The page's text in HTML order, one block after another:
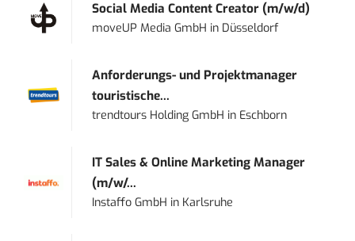
Social Media Content Creator (m/w/d)
moveUP Media GmbH in Düsseldorf
Anforderungs- und Projektmanager
touristische...
trendtours Holding GmbH in Eschborn
IT Sales & Online Marketing Manager
(m/w/...
Instaffo GmbH in Karlsruhe